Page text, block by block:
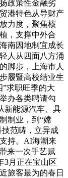
政策性金融劣
港特色从导财产
力度，聚焦核
，支撑中外合
南因地制宜成长
人从四面八方涌
脚步，上海市人
履暨高校结业生
求职旺季的大
办各类聘请勾
新能源汽车、具
制业，到“嫦
技范畴，立异成
持。AI海潮来
来一次手艺赋
3月正在宝山区
旅客最为的春日